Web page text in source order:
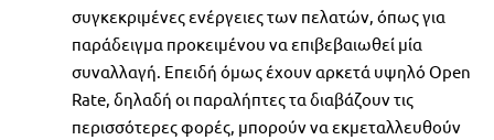
συγκεκριμένες ενέργειες των πελατών, όπως για
παράδειγμα προκειμένου να επιβεβαιωθεί μία
συναλλαγή. Επειδή όμως έχουν αρκετά υψηλό Open
Rate, δηλαδή οι παραλήπτες τα διαβάζουν τις
περισσότερες φορές, μπορούν να εκμεταλλευθούν